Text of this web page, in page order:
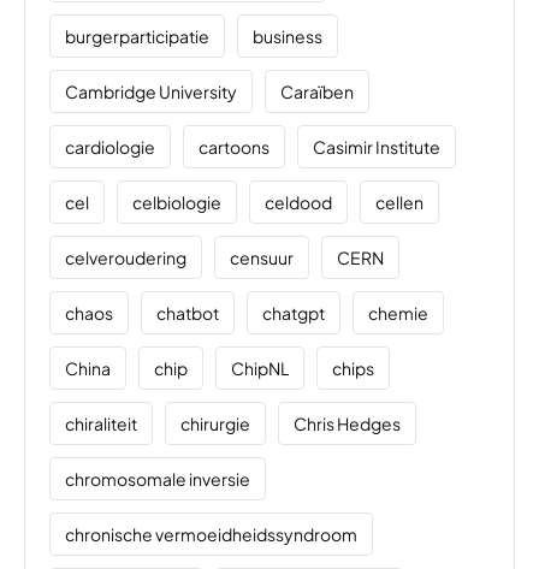
burgerparticipatie business
Cambridge University Caraïben
cardiologie cartoons Casimir Institute
cel celbiologie celdood cellen
celveroudering censuur CERN
chaos chatbot chatgpt chemie
China chip ChipNL chips
chiraliteit chirurgie Chris Hedges
chromosomale inversie
chronische vermoeidheidssyndroom